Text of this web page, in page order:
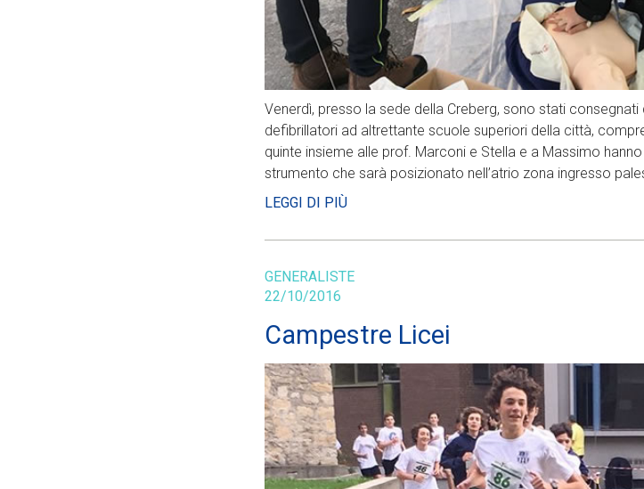
Venerdì, presso la sede della Creberg, sono stati
defibrillatori ad altrettante scuole superiori della città,
quinte insieme alle prof. Marconi e Stella e a Massimo
strumento che sarà posizionato nell’atrio zona ingresso
LEGGI DI PIÙ
GENERALISTE
22/10/2016
Campestre Licei